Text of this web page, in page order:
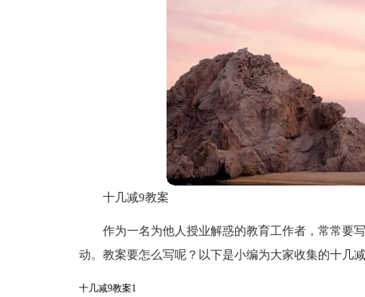
十几减9教案
作为一名为他人授业解惑的教育工作者，常常要
动。教案要怎么写呢？以下是小编为大家收集的十几
十几减9教案1